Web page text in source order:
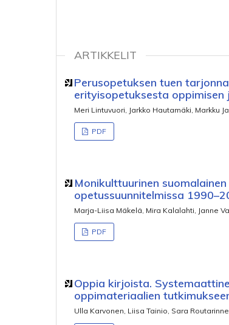
ARTIKKELIT
Perusopetuksen tuen
erityisopetuksesta oppimisen
Meri Lintuvuori, Jarkko Hautamäki, Markku
PDF
Monikulttuurinen
opetussuunnitelmissa
Marja-Liisa Mäkelä, Mira Kalalahti, Janne
PDF
Oppia kirjoista.
oppimateriaalien
Ulla Karvonen, Liisa Tainio, Sara Routarinne